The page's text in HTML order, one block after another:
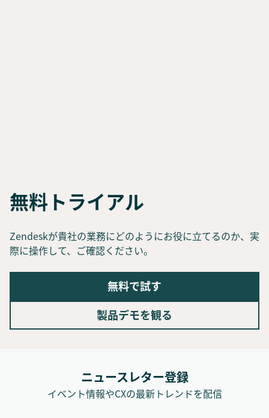
無料トライアル
Zendeskが貴社の業務にどのようにお役に立てるのか、実
際に操作して、ご確認ください。
無料で試す
製品デモを観る
ニュースレター登録
イベント情報やCXの最新トレンドを配信